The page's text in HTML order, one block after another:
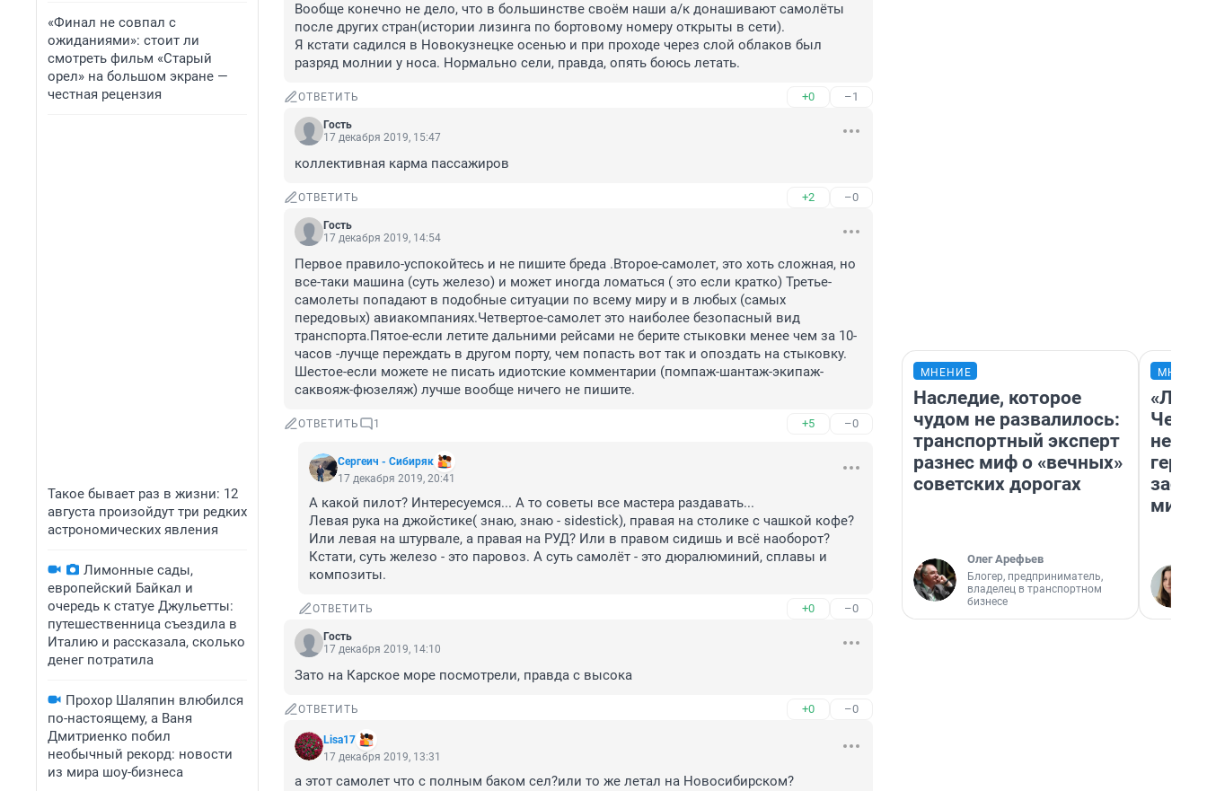
«Финал не совпал с
ожиданиями»: стоит ли
смотреть фильм «Старый
орел» на большом экране —
честная рецензия
Такое бывает раз в жизни: 12
августа произойдут три редких
астрономических явления
Лимонные сады,
европейский Байкал и
очередь к статуе Джульетты:
путешественница съездила в
Италию и рассказала, сколько
денег потратила
Прохор Шаляпин влюбился
по-настоящему, а Ваня
Дмитриенко побил
необычный рекорд: новости
из мира шоу-бизнеса
Вообще конечно не дело, что в большинстве своём наши а/к донашивают самолёты
после других стран(истории лизинга по бортовому номеру открыты в сети).
Я кстати садился в Новокузнецке осенью и при проходе через слой облаков был
разряд молнии у носа. Нормально сели, правда, опять боюсь летать.
ОТВЕТИТЬ +0 –1
Гость
17 декабря 2019, 15:47
коллективная карма пассажиров
ОТВЕТИТЬ +2 –0
Гость
17 декабря 2019, 14:54
Первое правило-успокойтесь и не пишите бреда .Второе-самолет, это хоть сложная, но
все-таки машина (суть железо) и может иногда ломаться ( это если кратко) Третье-
самолеты попадают в подобные ситуации по всему миру и в любых (самых
передовых) авиакомпаниях.Четвертое-самолет это наиболее безопасный вид
транспорта.Пятое-если летите дальними рейсами не берите стыковки менее чем за 10-
часов -лучще переждать в другом порту, чем попасть вот так и опоздать на стыковку.
Шестое-если можете не писать идиотские комментарии (помпаж-шантаж-экипаж-
саквояж-фюзеляж) лучше вообще ничего не пишите.
ОТВЕТИТЬ 1 +5 –0
Сергеич - Сибиряк
17 декабря 2019, 20:41
А какой пилот? Интересуемся... А то советы все мастера раздавать...
Левая рука на джойстике( знаю, знаю - sidestick), правая на столике с чашкой кофе?
Или левая на штурвале, а правая на РУД? Или в правом сидишь и всё наоборот?
Кстати, суть железо - это паровоз. А суть самолёт - это дюралюминий, сплавы и
композиты.
ОТВЕТИТЬ +0 –0
Гость
17 декабря 2019, 14:10
Зато на Карское море посмотрели, правда с высока
ОТВЕТИТЬ +0 –0
Lisa17
17 декабря 2019, 13:31
а этот самолет что с полным баком сел?или то же летал на Новосибирском?
МНЕНИЕ
Наследие, которое
чудом не развалилось:
транспортный эксперт
разнес миф о «вечных»
советских дорогах
Олег Арефьев
Блогер, предприниматель,
владелец в транспортном
бизнесе
Чем
герои